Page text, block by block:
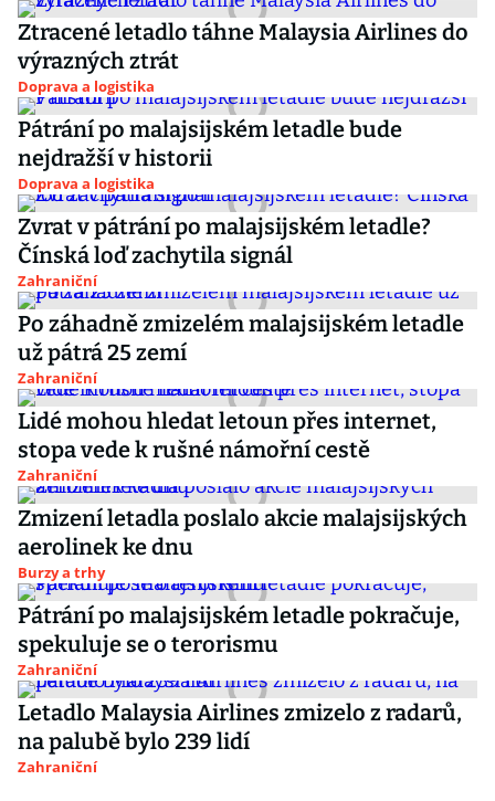
Ztracené letadlo táhne Malaysia Airlines do
výrazných ztrát
Doprava a logistika
Pátrání po malajsijském letadle bude
nejdražší v historii
Doprava a logistika
Zvrat v pátrání po malajsijském letadle?
Čínská loď zachytila signál
Zahraniční
Po záhadně zmizelém malajsijském letadle
už pátrá 25 zemí
Zahraniční
Lidé mohou hledat letoun přes internet,
stopa vede k rušné námořní cestě
Zahraniční
Zmizení letadla poslalo akcie malajsijských
aerolinek ke dnu
Burzy a trhy
Pátrání po malajsijském letadle pokračuje,
spekuluje se o terorismu
Zahraniční
Letadlo Malaysia Airlines zmizelo z radarů,
na palubě bylo 239 lidí
Zahraniční